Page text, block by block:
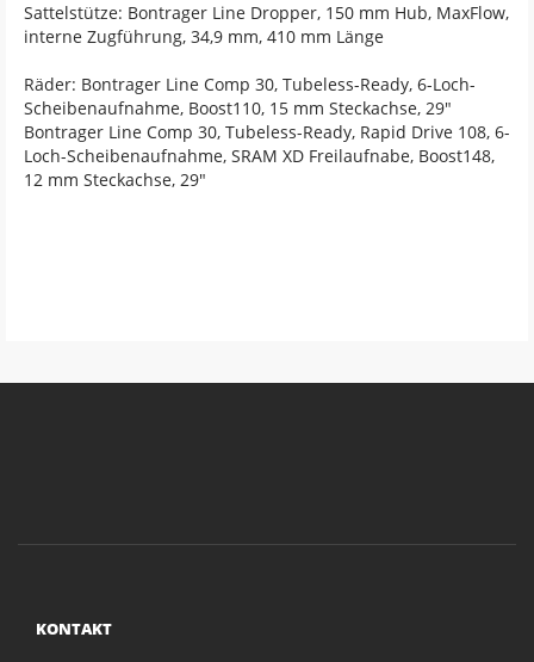
Sattelstütze: Bontrager Line Dropper, 150 mm Hub, MaxFlow,
interne Zugführung, 34,9 mm, 410 mm Länge
Räder: Bontrager Line Comp 30, Tubeless-Ready, 6-Loch-
Scheibenaufnahme, Boost110, 15 mm Steckachse, 29"
Bontrager Line Comp 30, Tubeless-Ready, Rapid Drive 108, 6-
Loch-Scheibenaufnahme, SRAM XD Freilaufnabe, Boost148,
12 mm Steckachse, 29"
KONTAKT